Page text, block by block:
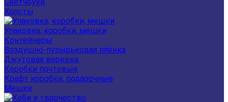
Холсты
Упаковка, коробки, мешки
Контейнеры
Воздушно-пузырьковая плёнка
Джутовая веревка
Коробки почтовые
Крафт коробки, подарочные
Мешки